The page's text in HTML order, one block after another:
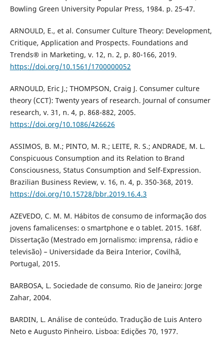
Bowling Green University Popular Press, 1984. p. 25-47.
ARNOULD, E., et al. Consumer Culture Theory: Development,
Critique, Application and Prospects. Foundations and
Trends® in Marketing, v. 12, n. 2, p. 80-166, 2019.
https://doi.org/10.1561/1700000052
ARNOULD, Eric J.; THOMPSON, Craig J. Consumer culture
theory (CCT): Twenty years of research. Journal of consumer
research, v. 31, n. 4, p. 868-882, 2005.
https://doi.org/10.1086/426626
ASSIMOS, B. M.; PINTO, M. R.; LEITE, R. S.; ANDRADE, M. L.
Conspicuous Consumption and its Relation to Brand
Consciousness, Status Consumption and Self-Expression.
Brazilian Business Review, v. 16, n. 4, p. 350-368, 2019.
https://doi.org/10.15728/bbr.2019.16.4.3
AZEVEDO, C. M. M. Hábitos de consumo de informação dos
jovens famalicenses: o smartphone e o tablet. 2015. 168f.
Dissertação (Mestrado em Jornalismo: imprensa, rádio e
televisão) – Universidade da Beira Interior, Covilhã,
Portugal, 2015.
BARBOSA, L. Sociedade de consumo. Rio de Janeiro: Jorge
Zahar, 2004.
BARDIN, L. Análise de conteúdo. Tradução de Luis Antero
Neto e Augusto Pinheiro. Lisboa: Edições 70, 1977.